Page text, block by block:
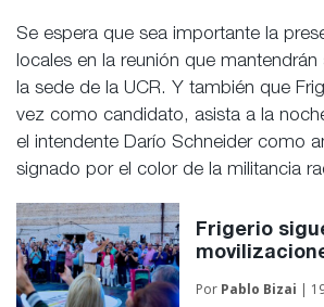
Se espera que sea importante la
locales en la reunión que mantendrán
la sede de la UCR. Y también que
vez como candidato, asista a la
el intendente Darío Schneider como
signado por el color de la militancia
Frigerio
Por Pablo Bizai |